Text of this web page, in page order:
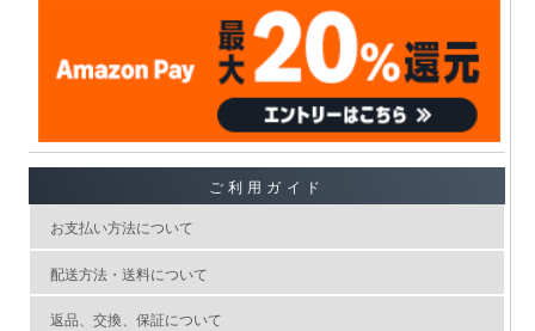
ご利用ガイド
お支払い方法について
配送方法・送料について
返品、交換、保証について